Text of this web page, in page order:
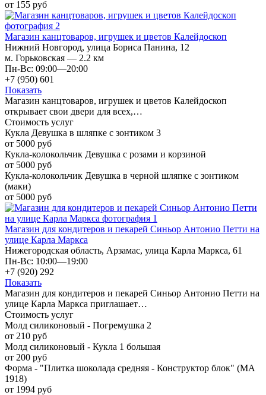
от 155 руб
Магазин канцтоваров, игрушек и цветов Калейдоскоп
Нижний Новгород, улица Бориса Панина, 12
м. Горьковская — 2.2 км
Пн-Вс: 09:00—20:00
+7 (950) 601
Показать
Магазин канцтоваров, игрушек и цветов Калейдоскоп
открывает свои двери для всех,…
Стоимость услуг
Кукла Девушка в шляпке с зонтиком 3
от 5000 руб
Кукла-колокольчик Девушка с розами и корзиной
от 5000 руб
Кукла-колокольчик Девушка в черной шляпке с зонтиком
(маки)
от 5000 руб
Магазин для кондитеров и пекарей Синьор Антонио Петти на
улице Карла Маркса
Нижегородская область, Арзамас, улица Карла Маркса, 61
Пн-Вс: 10:00—19:00
+7 (920) 292
Показать
Магазин для кондитеров и пекарей Синьор Антонио Петти на
улице Карла Маркса приглашает…
Стоимость услуг
Молд силиконовый - Погремушка 2
от 210 руб
Молд силиконовый - Кукла 1 большая
от 200 руб
Форма - "Плитка шоколада средняя - Конструктор блок" (MA
1918)
от 1994 руб